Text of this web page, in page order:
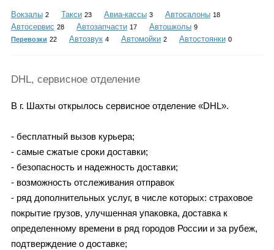
Инфо
Карты
Фотогалерея
Вокзалы 2 Такси 23 Авиа-кассы 3 Автосалоны 18
Автосервис 28 Автозапчасти 17 Автошколы 9
Перевозки 22 Автозвук 4 Автомойки 2 Автостоянки 0
DHL, сервисное отделение
В г. Шахты открылось сервисное отделение «DHL».
- бесплатный вызов курьера;
- самые сжатые сроки доставки;
- безопасность и надежность доставки;
- возможность отслеживания отправок
- ряд дополнительных услуг, в числе которых: страховое
покрытие грузов, улучшенная упаковка, доставка к
определенному времени в ряд городов России и за рубеж,
подтверждение о доставке;